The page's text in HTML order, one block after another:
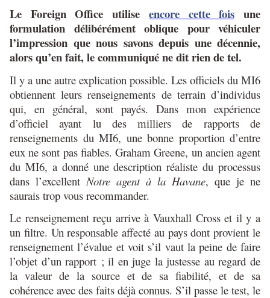
Le Foreign Office utilise encore cette fois une
formulation délibérément oblique pour véhiculer
l’impression que nous savons depuis une décennie,
alors qu’en fait, le communiqué ne dit rien de tel.
Il y a une autre explication possible. Les officiels du MI6
obtiennent leurs renseignements de terrain d’individus
qui, en général, sont payés. Dans mon expérience
d’officiel ayant lu des milliers de rapports de
renseignements du MI6, une bonne proportion d’entre
eux ne sont pas fiables. Graham Greene, un ancien agent
du MI6, a donné une description réaliste du processus
dans l’excellent Notre agent à la Havane, que je ne
saurais trop vous recommander.
Le renseignement reçu arrive à Vauxhall Cross et il y a
un filtre. Un responsable affecté au pays dont provient le
renseignement l’évalue et voit s’il vaut la peine de faire
l’objet d’un rapport ; il en juge la justesse au regard de
la valeur de la source et de sa fiabilité, et de sa
cohérence avec des faits déjà connus. S’il passe le test, le